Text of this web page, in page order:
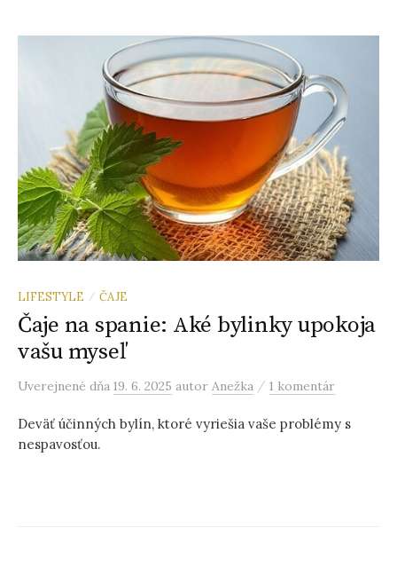
LIFESTYLE / ČAJE
Čaje na spanie: Aké bylinky upokoja
vašu myseľ
Uverejnené dňa 19. 6. 2025 autor Anežka / 1 komentár
Deväť účinných bylín, ktoré vyriešia vaše problémy s
nespavosťou.